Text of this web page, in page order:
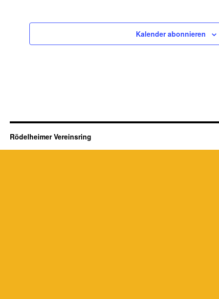
Kalender abonnieren
Rödelheimer Vereinsring